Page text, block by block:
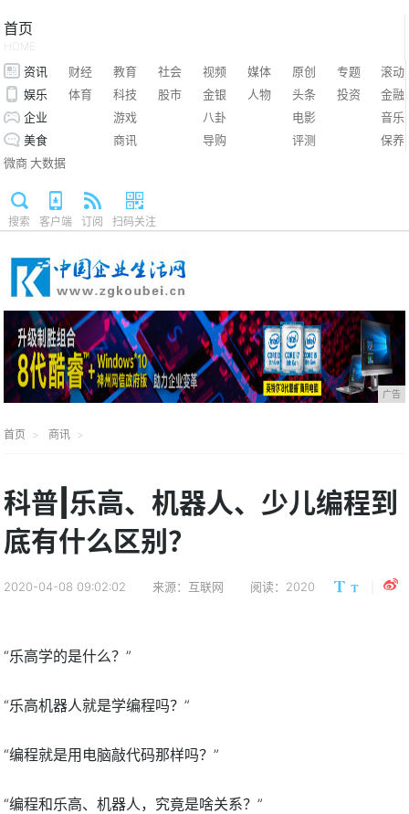
首页
HOME
资讯 财经 教育 社会 视频 媒体 原创 专题
滚动
娱乐
体育 科技 股市 金银 人物 头条 投资
金融
企业
游戏 八卦 电影
音乐
美食
商讯 导购 评测
保养
微商 大数据
搜索 客户端 订阅 扫码关注
广告
首页 商讯
科普|乐高、机器人、少儿编程到
底有什么区别？
2020-04-08 09:02:02 来源：互联网 阅读：2020
“乐高学的是什么？”
“乐高机器人就是学编程吗？”
“编程就是用电脑敲代码那样吗？”
“编程和乐高、机器人，究竟是啥关系？”